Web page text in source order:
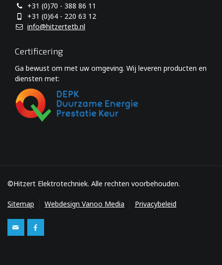
+31 (0)70 - 388 86 11
+31 (0)64 - 220 63 12
info@hitzertetb.nl
Certificering
Ga bewust om met uw omgeving. Wij leveren producten en
diensten met:
©Hitzert Elektrotechniek. Alle rechten voorbehouden.
Sitemap Webdesign Vanoo Media Privacybeleid